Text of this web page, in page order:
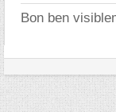
Bon ben